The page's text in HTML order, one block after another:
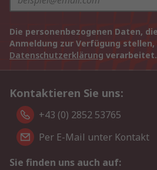
Die personenbezogenen Daten,
Anmeldung zur Verfügung
Datenschutzerklärung verarbeitet.
Kontaktieren Sie uns:
+43 (0) 2852 53765
Per E-Mail unter Kontakt
Sie finden uns auch auf: